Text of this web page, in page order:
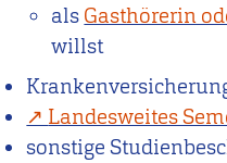
als Gasthörerin
willst
Landesweites
sonstige